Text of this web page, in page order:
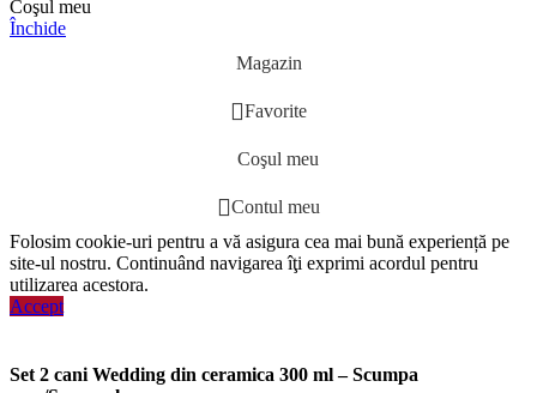
Coşul meu
Închide
Magazin
Favorite
Coşul meu
Contul meu
Folosim cookie-uri pentru a vă asigura cea mai bună experiență pe
site-ul nostru. Continuând navigarea îţi exprimi acordul pentru
utilizarea acestora.
Accept
Set 2 cani Wedding din ceramica 300 ml – Scumpa